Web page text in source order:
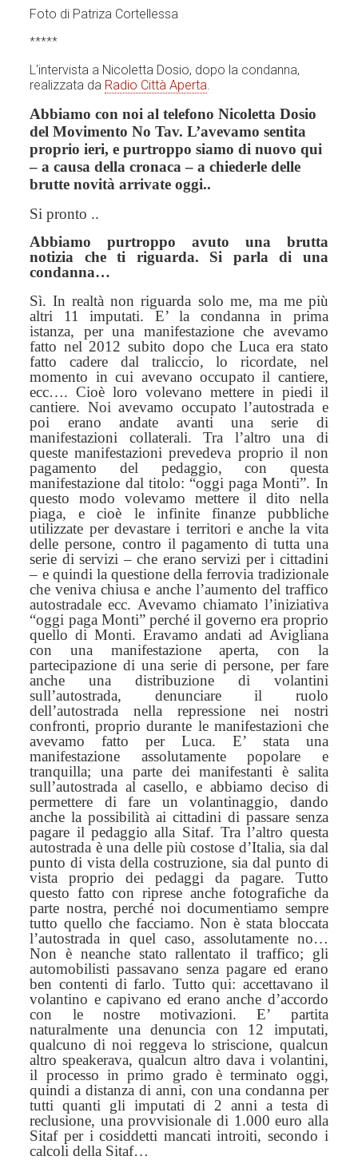
Foto di Patriza Cortellessa
*****
L'intervista a Nicoletta Dosio, dopo la condanna,
realizzata da Radio Città Aperta
Abbiamo con noi al telefono Nicoletta Dosio
del Movimento No Tav. L’avevamo sentita
proprio ieri, e purtroppo siamo di nuovo qui
– a causa della cronaca – a chiederle delle
brutte novità arrivate oggi..
Si pronto ..
Abbiamo purtroppo avuto una brutta
notizia che ti riguarda. Si parla di una
condanna…
Sì. In realtà non riguarda solo me, ma me più
altri 11 imputati. E’ la condanna in prima
istanza, per una manifestazione che avevamo
fatto nel 2012 subito dopo che Luca era stato
fatto cadere dal traliccio, lo ricordate, nel
momento in cui avevano occupato il cantiere,
ecc….Cioèlorovolevano mettere in piedi il
cantiere. Noi avevamo occupato l’autostrada e
poi erano andate avanti una serie di
manifestazioni collaterali. Tra l’altro una di
queste manifestazioni prevedeva proprio il non
pagamento del pedaggio, con questa
manifestazione dal titolo: “oggi paga Monti”. In
questo modovolevamomettere il dito nella
piaga, e cioè le infinite finanze pubbliche
utilizzate per devastare i territori e anche la vita
delle persone, contro il pagamento di tutta una
serie di servizi – che erano servizi per i cittadini
– e quindi la questione della ferrovia tradizionale
che veniva chiusa e anche l’aumento del traffico
autostradale ecc. Avevamo chiamato l’iniziativa
“oggi paga Monti” perché il governo era proprio
quello di Monti. Eravamo andati ad Avigliana
con una manifestazione aperta, con la
partecipazione di una serie di persone, per fare
anche una distribuzione di volantini
sull’autostrada, denunciare il ruolo
dell’autostradanella repressione nei nostri
confronti, proprio durante le manifestazioni che
avevamo fatto per Luca. E’ stata una
manifestazione assolutamente popolare e
tranquilla; una parte dei manifestanti è salita
sull’autostrada al casello, e abbiamo deciso di
permettere di fare un volantinaggio, dando
anche la possibilità ai cittadini di passare senza
pagare il pedaggio alla Sitaf. Tra l’altro questa
autostrada è una delle più costose d’Italia, sia dal
punto di vista della costruzione, sia dal punto di
vista proprio dei pedaggi da pagare. Tutto
questo fatto con riprese anche fotografiche da
parte nostra,perché noi documentiamo sempre
tutto quello che facciamo.Non è stata bloccata
l’autostrada in quel caso, assolutamente no…
Non è neanche stato rallentato il traffico; gli
automobilisti passavano senza pagare ed erano
ben contenti di farlo. Tutto qui: accettavano il
volantino e capivano ed erano anche d’accordo
con le nostre motivazioni. E’ partita
naturalmente una denuncia con 12 imputati,
qualcuno di noi reggeva lo striscione, qualcun
altro speakerava, qualcun altro dava i volantini,
il processo in primo grado è terminato oggi,
quindi a distanza di anni, con una condanna per
tutti quanti gli imputati di 2 anni a testa di
reclusione, una provvisionale di 1.000 euro alla
Sitaf per i cosiddetti mancati introiti, secondo i
calcoli della Sitaf…